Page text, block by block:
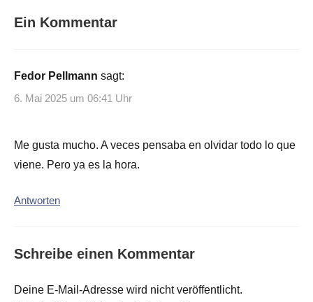
Ein Kommentar
Fedor Pellmann sagt:
6. Mai 2025 um 06:41 Uhr
Me gusta mucho. A veces pensaba en olvidar todo lo que
viene. Pero ya es la hora.
Antworten
Schreibe einen Kommentar
Deine E-Mail-Adresse wird nicht veröffentlicht.